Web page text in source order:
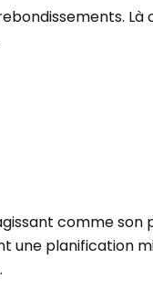
Là
comme son
une planification